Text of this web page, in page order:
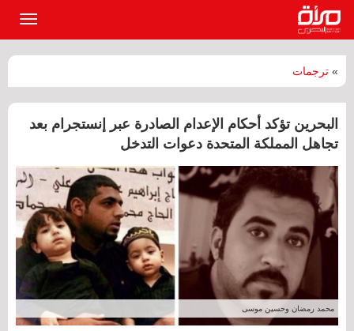
» ترجمات
البحرين تؤكد أحكام الإعدام الصادرة عبر إنستجرام بعد
تجاهل المملكة المتحدة دعوات التدخل
محمد رمضان وحسين موسى